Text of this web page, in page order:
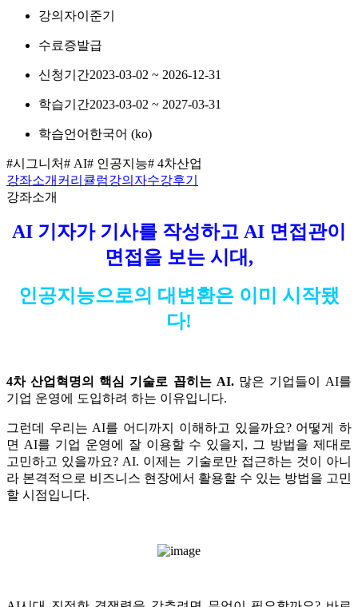
강의자이준기
수료증발급
신청기간2023-03-02 ~ 2026-12-31
학습기간2023-03-02 ~ 2027-03-31
학습언어 한국어 ‎(ko)‎
#시그니처# AI# 인공지능# 4차산업
강좌소개 커리큘럼강의자수강후기
강좌소개
AI 기자가 기사를 작성하고 AI 면접관이
면접을 보는 시대,
인공지능으로의 대변환은 이미 시작됐
다!
4차 산업혁명의 핵심 기술로 꼽히는 AI.많은 기업들이 AI를
기업 운영에 도입하려 하는 이유입니다.
그런데 우리는 AI를 어디까지 이해하고 있을까요? 어떻게 하
면 AI를 기업 운영에 잘 이용할 수 있을지, 그 방법을 제대로
고민하고 있을까요? AI. 이제는 기술로만 접근하는 것이 아니
라 본격적으로 비즈니스 현장에서 활용할 수 있는 방법을 고민
할 시점입니다.